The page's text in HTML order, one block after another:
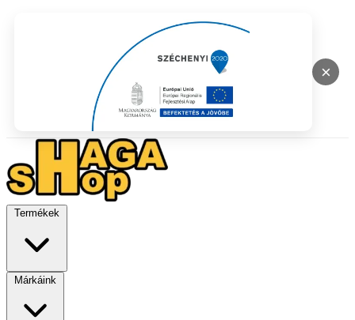
×
Termékek
Márkáink